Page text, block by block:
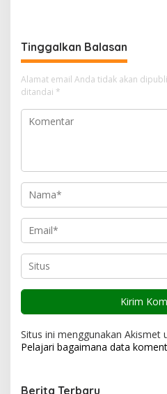
a
s
i
p
o
Tinggalkan Balasan
Alamat email Anda tidak akan
ditandai *
Situs ini menggunakan Akismet
Pelajari bagaimana data
Berita Terbaru